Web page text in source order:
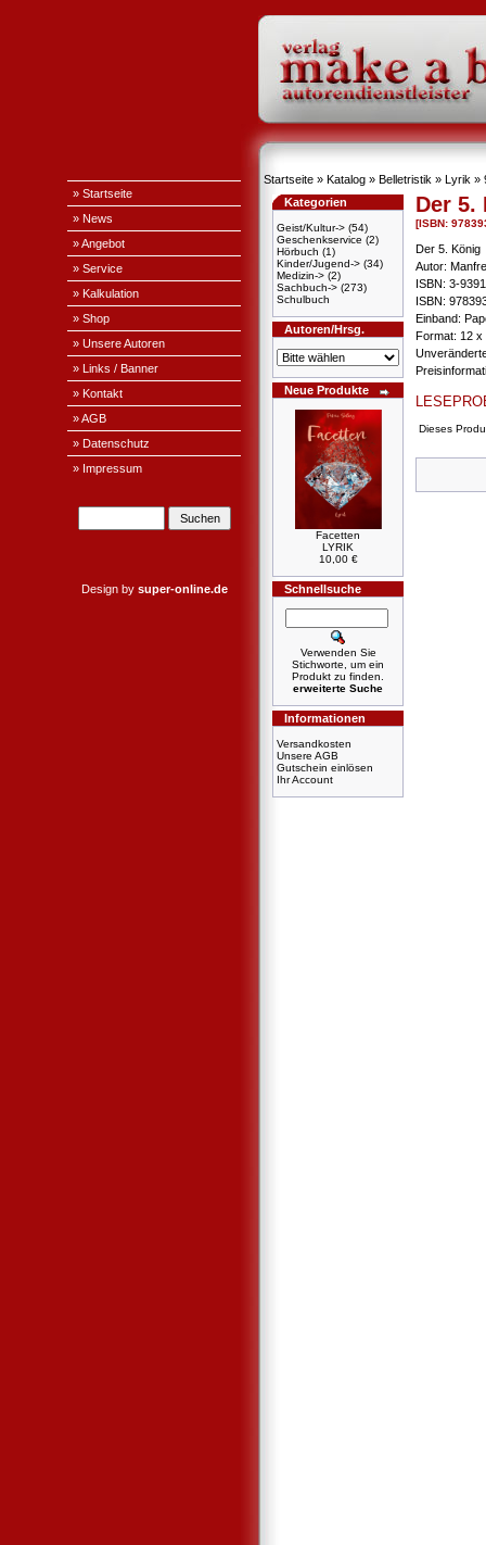
» Startseite
» News
» Angebot
» Service
» Kalkulation
» Shop
» Unsere Autoren
» Links / Banner
» Kontakt
» AGB
» Datenschutz
» Impressum
Design by super-online.de
Startseite » Katalog » Belletristik » Lyrik »
Kategorien
Geist/Kultur-> (54)
Geschenkservice (2)
Hörbuch (1)
Kinder/Jugend-> (34)
Medizin-> (2)
Sachbuch-> (273)
Schulbuch
Autoren/Hrsg.
Neue Produkte
Facetten
LYRIK
10,00 €
Schnellsuche
Verwenden Sie
Stichworte, um ein
Produkt zu finden.
erweiterte Suche
Informationen
Versandkosten
Unsere AGB
Gutschein einlösen
Ihr Account
Der 5.
[ISBN:
Der 5. König
Autor:
ISBN: 3-
ISBN:
Einband:
Format: 12 x
Dieses